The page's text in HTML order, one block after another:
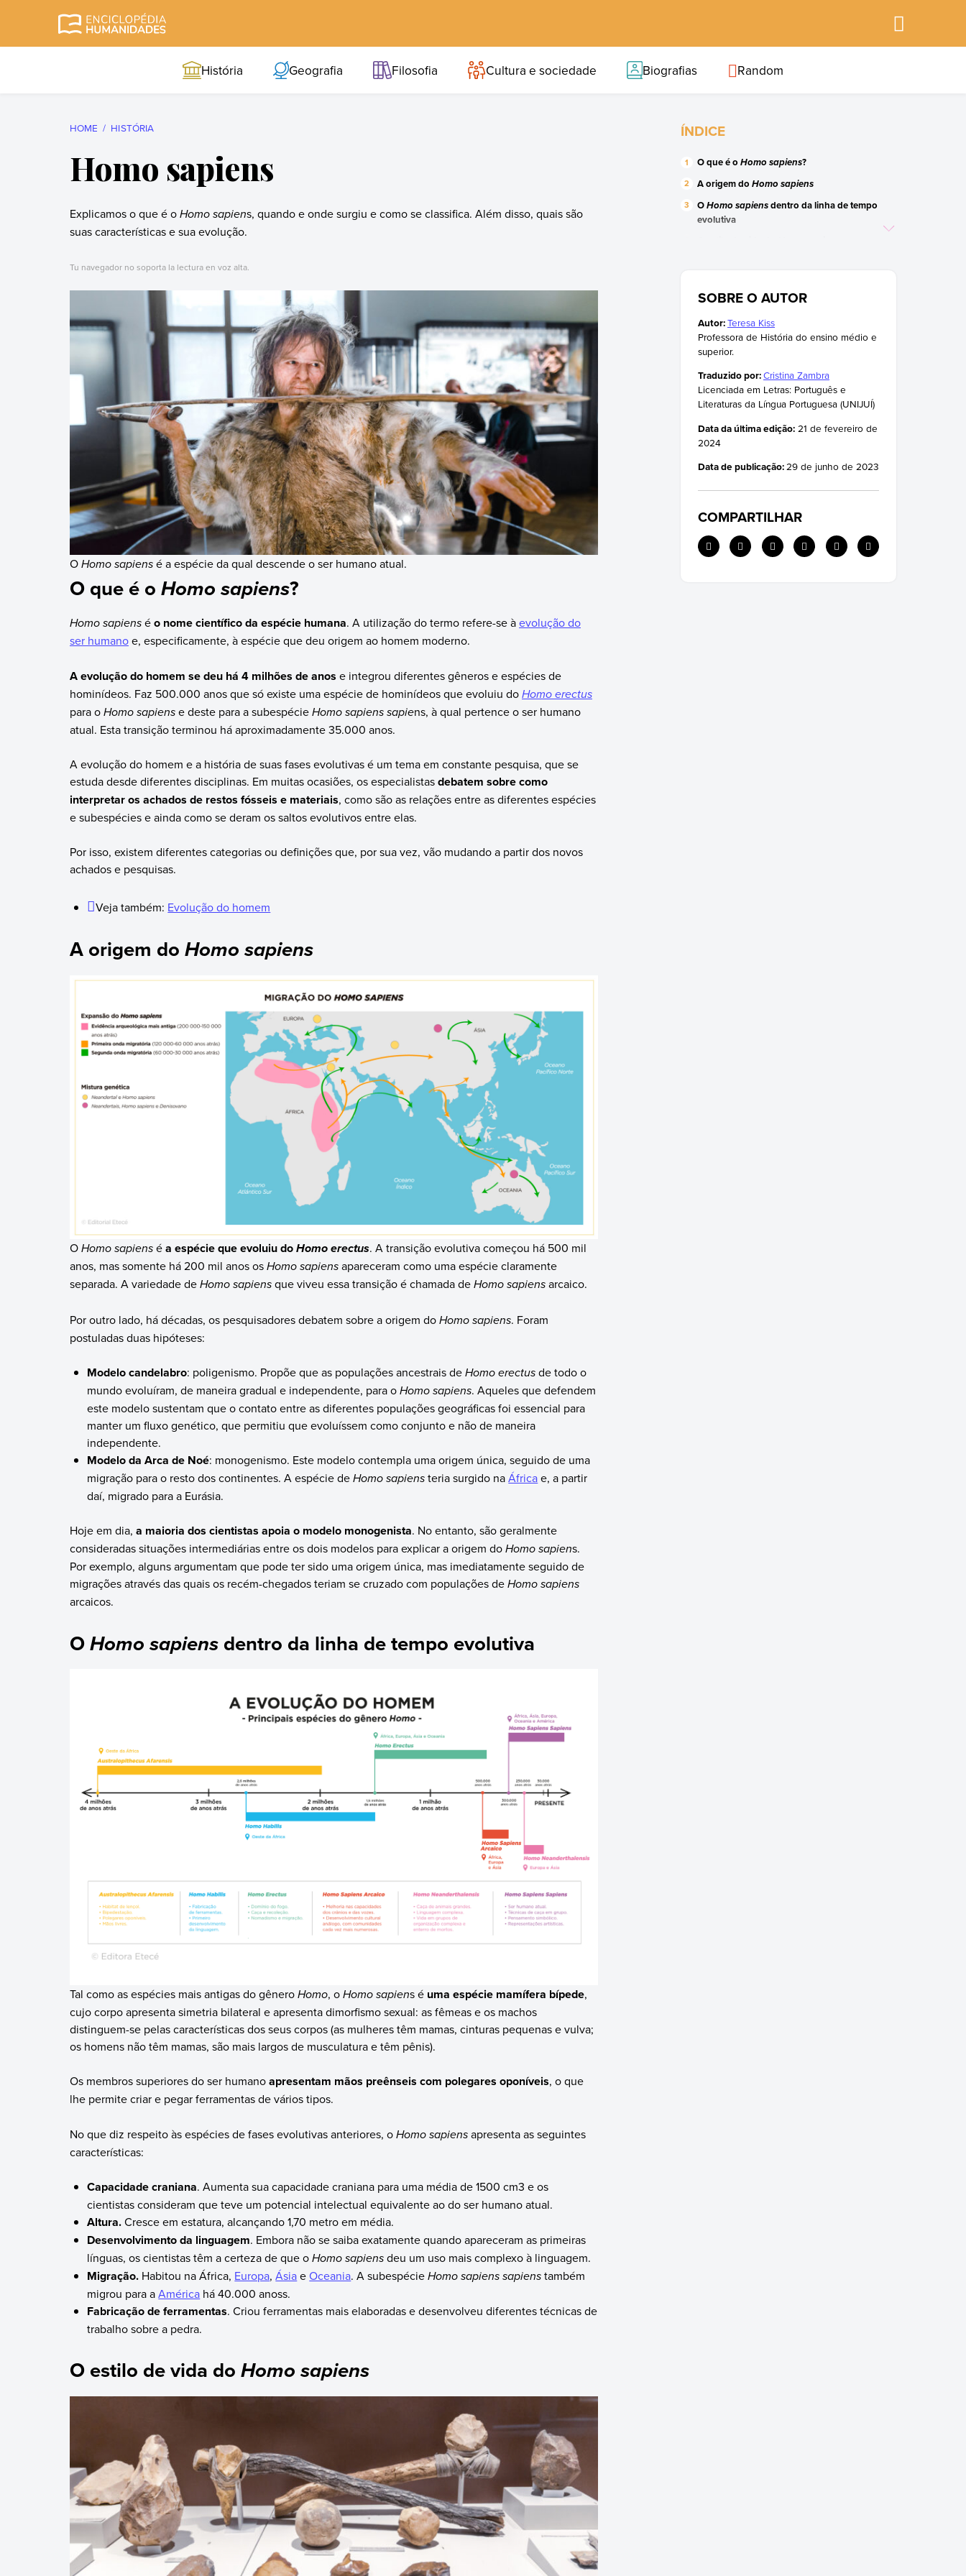
História Geografia Filosofia Cultura e sociedade Biografias Random
HOME HISTÓRIA
Homo sapiens
Explicamos o que é oHomo sapiens, quando e onde surgiu e como se classifica. Além disso, quais são
suas características e sua evolução.
Tu navegador no soporta la lectura en voz alta.
OHomo sapiensé a espécie da qual descende o ser humano atual.
O que é o Homo sapiens?
Homo sapienséo nome científico da espécie humana. A utilização do termo refere-se àevolução do
ser humanoe, especificamente, à espécie que deu origem ao homem moderno.
A evolução do homem se deu há 4 milhões de anos e integrou diferentes gêneros e espécies de
hominídeos. Faz 500.000 anos que só existe uma espécie de hominídeos que evoluiu doHomo erectus
para oHomo sapiense deste para a subespécieHomo sapiens sapiens, à qual pertence o ser humano
atual. Esta transição terminou há aproximadamente 35.000 anos.
A evolução do homem e a história de suas fases evolutivas é um tema em constante pesquisa, que se
estuda desde diferentes disciplinas. Em muitas ocasiões, os especialistasdebatem sobre como
interpretar os achados de restos fósseis e materiais, como são as relações entre as diferentes espécies
e subespécies e ainda como se deram os saltos evolutivos entre elas.
Por isso, existem diferentes categorias ou definições que, por sua vez, vão mudando a partir dos novos
achados e pesquisas.
Veja também: Evolução do homem
A origem do Homo sapiens
OHomo sapienséa espécie que evoluiu do Homo erectus. A transição evolutiva começou há 500 mil
anos, mas somente há 200 mil anos osHomo sapiensapareceram como uma espécie claramente
separada. A variedade deHomo sapiensque viveu essa transição é chamada deHomo sapiensarcaico.
Por outro lado, há décadas, os pesquisadores debatem sobre a origem doHomo sapiens. Foram
postuladas duas hipóteses:
Modelo candelabro: poligenismo. Propõe que as populações ancestrais deHomo erectusde todo o
mundo evoluíram, de maneira gradual e independente, para oHomo sapiens. Aqueles que defendem
este modelo sustentam que o contato entre as diferentes populações geográficas foi essencial para
manter um fluxo genético, que permitiu que evoluíssem como conjunto e não de maneira
independente.
Modelo da Arca de Noé: monogenismo. Este modelo contempla uma origem única, seguido de uma
migração para o resto dos continentes. A espécie deHomo sapiensteria surgido naÁfricae, a partir
daí, migrado para a Eurásia.
Hoje em dia, a maioria dos cientistas apoia o modelo monogenista. No entanto, são geralmente
consideradas situações intermediárias entre os dois modelos para explicar a origem doHomo sapiens.
Por exemplo, alguns argumentam que pode ter sido uma origem única, mas imediatamente seguido de
migrações através das quais os recém-chegados teriam se cruzado com populações deHomo sapiens
arcaicos.
O Homo sapiensdentro da linha de tempo evolutiva
Tal como as espécies mais antigas do gêneroHomo, oHomo sapiens éuma espécie mamífera bípede,
cujo corpo apresenta simetria bilateral e apresenta dimorfismo sexual: as fêmeas e os machos
distinguem-se pelas características dos seus corpos (as mulheres têm mamas, cinturas pequenas e vulva;
os homens não têm mamas, são mais largos de musculatura e têm pênis).
Os membros superiores do ser humanoapresentam mãos preênseis com polegares oponíveis, o que
lhe permite criar e pegar ferramentas de vários tipos.
No que diz respeito às espécies de fases evolutivas anteriores, oHomo sapiensapresenta as seguintes
características:
Capacidade craniana. Aumenta sua capacidade craniana para uma média de 1500 cm3 e os
cientistas consideram que teve um potencial intelectual equivalente ao do ser humano atual.
Altura.Cresce em estatura, alcançando 1,70 metro em média.
Desenvolvimento da linguagem. Embora não se saiba exatamente quando apareceram as primeiras
línguas, os cientistas têm a certeza de que oHomo sapiensdeu um uso mais complexo à linguagem.
Migração. Habitou na África, Europa,ÁsiaeOceania. A subespécieHomo sapiens sapienstambém
migrou para aAmérica há 40.000 anoss.
Fabricação de ferramentas. Criou ferramentas mais elaboradas e desenvolveu diferentes técnicas de
trabalho sobre a pedra.
O estilo de vida do Homo sapiens
ÍNDICE
O que é o Homo sapiens?
A origem do Homo sapiens
OHomo sapiensdentro da linha de tempo
evolutiva
SOBRE O AUTOR
Autor:Teresa Kiss
Professora de História do ensino médio e
superior.
Traduzido por:Cristina Zambra
Licenciada em Letras: Português e
Literaturas da Língua Portuguesa (UNIJUÍ)
Data da última edição: 21 de fevereiro de
2024
Data de publicação:29 de junho de 2023
COMPARTILHAR